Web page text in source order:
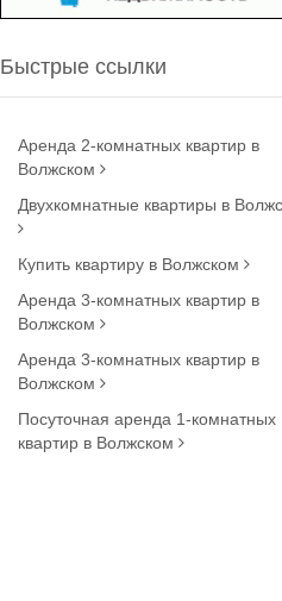
Быстрые ссылки
Аренда 2-комнатных квартир в
Волжском
Двухкомнатные квартиры в
Купить квартиру в Волжском
Аренда 3-комнатных квартир в
Волжском
Аренда 3-комнатных квартир в
Волжском
Посуточная аренда 1-комнатных
квартир в Волжском